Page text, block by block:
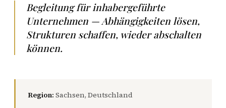
Begleitung für inhabergeführte
Unternehmen — Abhängigkeiten lösen,
Strukturen schaffen, wieder abschalten
können.
Region: Sachsen, Deutschland